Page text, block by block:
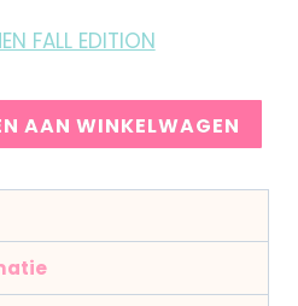
FALL EDITION
AAN WINKELWAGEN